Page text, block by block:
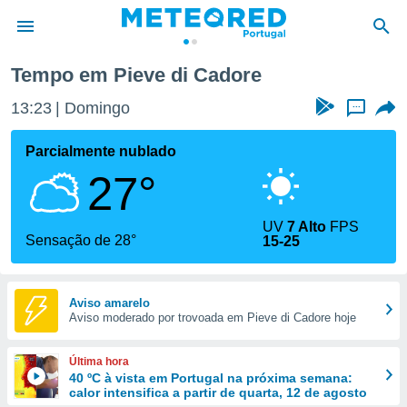
da
foi
fornecidas
a este
das
e
forma
digital
Tempo em Pieve di Cadore
13:23 Domingo ...
Parcialmente nublado
27°
Sensação de 28°
UV7 Alto FPS
15-25
Aviso amarelo
Aviso moderado por trovoada em Pieve di Cadore hoje
Última hora
40 ºC à vista em Portugal na próxima semana:
calor intensifica a partir de quarta, 12 de agosto